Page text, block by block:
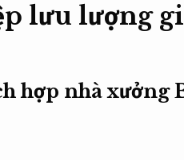
lưu lượng
hợp nhà xưởng